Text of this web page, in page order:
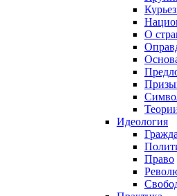
О
Идеология
Право